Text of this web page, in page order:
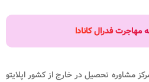
مهاجرت فدرال کانادا
مشاوره تحصیل در خارج از کشور اپلایتو